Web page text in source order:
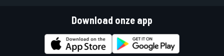
Download onze app